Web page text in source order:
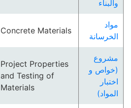
والبناء
مواد
الخرسانة
Concrete Materials
مشروع
(خواص و
اختبار
المواد)
Project Properties
and Testing of
Materials